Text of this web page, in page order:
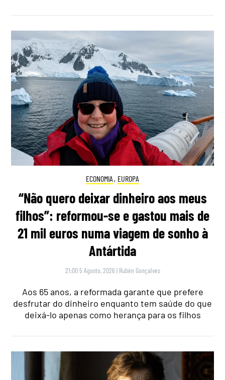
ECONOMIA , EUROPA
“Não quero deixar dinheiro aos meus
filhos”: reformou-se e gastou mais de
21 mil euros numa viagem de sonho à
Antártida
21:00 5 Agosto, 2026 | Rubén Gonçalves
Aos 65 anos, a reformada garante que prefere
desfrutar do dinheiro enquanto tem saúde do que
deixá-lo apenas como herança para os filhos